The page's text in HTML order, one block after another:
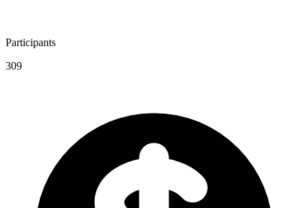
Participants
309